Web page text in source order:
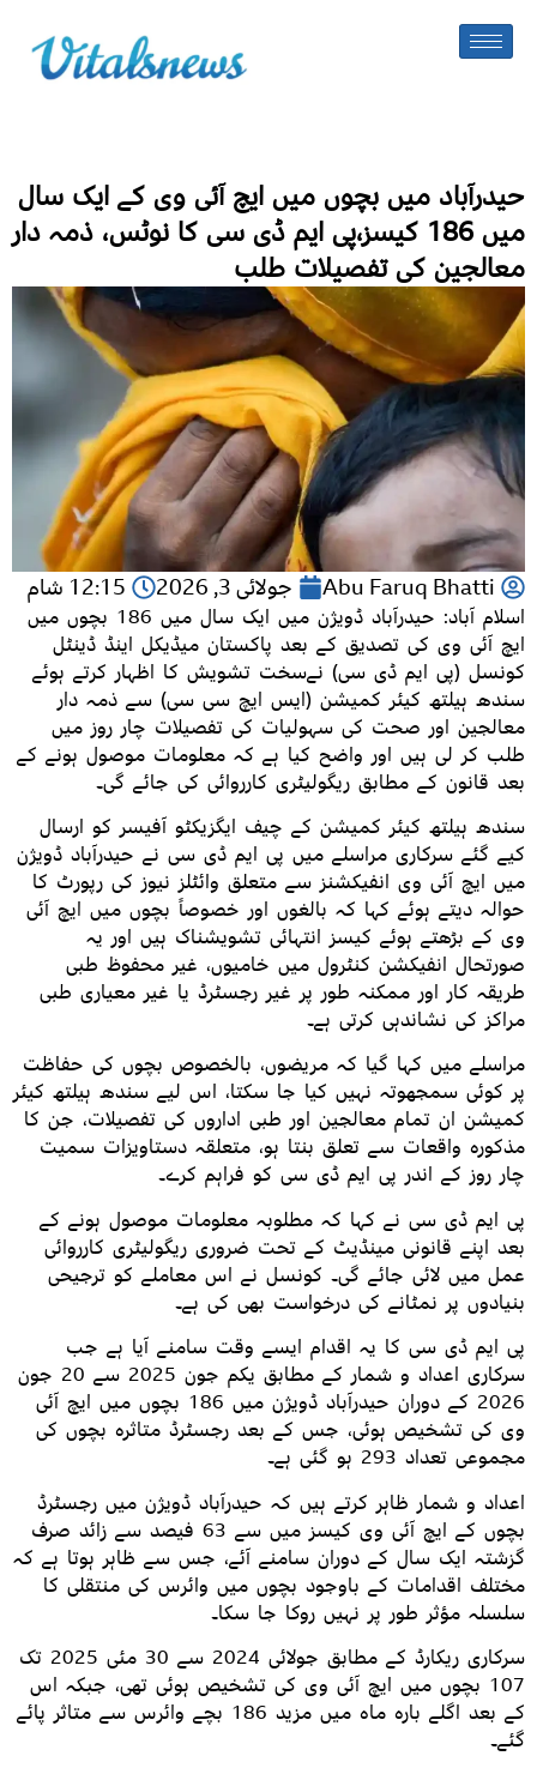
حیدرآباد میں بچوں میں ایچ آئی وی کے ایک سال
میں 186 کیسز،پی ایم ڈی سی کا نوٹس، ذمہ دار
معالجین کی تفصیلات طلب
Abu Faruq Bhatti جولائی 3, 2026 12:15 شام
اسلام آباد: حیدرآباد ڈویژن میں ایک سال میں 186 بچوں میں
ایچ آئی وی کی تصدیق کے بعد پاکستان میڈیکل اینڈ ڈینٹل
کونسل (پی ایم ڈی سی) نےسخت تشویش کا اظہار کرتے ہوئے
سندھ ہیلتھ کیئر کمیشن (ایس ایچ سی سی) سے ذمہ دار
معالجین اور صحت کی سہولیات کی تفصیلات چار روز میں
طلب کر لی ہیں اور واضح کیا ہے کہ معلومات موصول ہونے کے
بعد قانون کے مطابق ریگولیٹری کارروائی کی جائے گی۔
سندھ ہیلتھ کیئر کمیشن کے چیف ایگزیکٹو آفیسر کو ارسال
کیے گئے سرکاری مراسلے میں پی ایم ڈی سی نے حیدرآباد ڈویژن
میں ایچ آئی وی انفیکشنز سے متعلق وائٹلز نیوز کی رپورٹ کا
حوالہ دیتے ہوئے کہا کہ بالغوں اور خصوصاً بچوں میں ایچ آئی
وی کے بڑھتے ہوئے کیسز انتہائی تشویشناک ہیں اور یہ
صورتحال انفیکشن کنٹرول میں خامیوں، غیر محفوظ طبی
طریقہ کار اور ممکنہ طور پر غیر رجسٹرڈ یا غیر معیاری طبی
مراکز کی نشاندہی کرتی ہے۔
مراسلے میں کہا گیا کہ مریضوں، بالخصوص بچوں کی حفاظت
پر کوئی سمجھوتہ نہیں کیا جا سکتا، اس لیے سندھ ہیلتھ کیئر
کمیشن ان تمام معالجین اور طبی اداروں کی تفصیلات، جن کا
مذکورہ واقعات سے تعلق بنتا ہو، متعلقہ دستاویزات سمیت
چار روز کے اندر پی ایم ڈی سی کو فراہم کرے۔
پی ایم ڈی سی نے کہا کہ مطلوبہ معلومات موصول ہونے کے
بعد اپنے قانونی مینڈیٹ کے تحت ضروری ریگولیٹری کارروائی
عمل میں لائی جائے گی۔ کونسل نے اس معاملے کو ترجیحی
بنیادوں پر نمٹانے کی درخواست بھی کی ہے۔
پی ایم ڈی سی کا یہ اقدام ایسے وقت سامنے آیا ہے جب
سرکاری اعداد و شمار کے مطابق یکم جون 2025 سے 20 جون
2026 کے دوران حیدرآباد ڈویژن میں 186 بچوں میں ایچ آئی
وی کی تشخیص ہوئی، جس کے بعد رجسٹرڈ متاثرہ بچوں کی
مجموعی تعداد 293 ہو گئی ہے۔
اعداد و شمار ظاہر کرتے ہیں کہ حیدرآباد ڈویژن میں رجسٹرڈ
بچوں کے ایچ آئی وی کیسز میں سے 63 فیصد سے زائد صرف
گزشتہ ایک سال کے دوران سامنے آئے، جس سے ظاہر ہوتا ہے کہ
مختلف اقدامات کے باوجود بچوں میں وائرس کی منتقلی کا
سلسلہ مؤثر طور پر نہیں روکا جا سکا۔
سرکاری ریکارڈ کے مطابق جولائی 2024 سے 30 مئی 2025 تک
107 بچوں میں ایچ آئی وی کی تشخیص ہوئی تھی، جبکہ اس
کے بعد اگلے بارہ ماہ میں مزید 186 بچے وائرس سے متاثر پائے
گئے۔